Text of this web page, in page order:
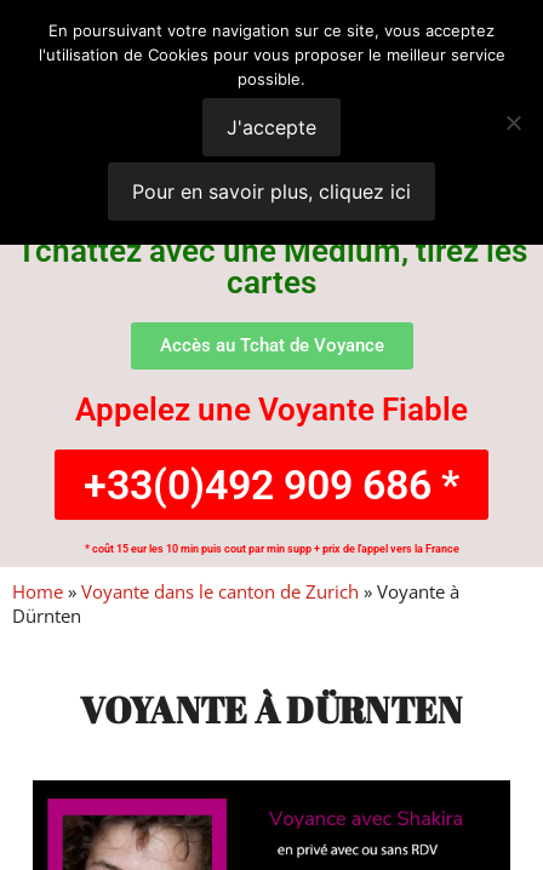
Voyance
Suisse
Tchattez avec une Médium, tirez les
cartes
Accès au Tchat de Voyance
Appelez une Voyante Fiable
+33(0)492 909 686 *
* coût 15 eur les 10 min puis cout par min supp + prix de l'appel vers la France
Home » Voyante dans le canton de Zurich » Voyante à
Dürnten
VOYANTE À DÜRNTEN
En poursuivant votre navigation sur ce site, vous acceptez
l'utilisation de Cookies pour vous proposer le meilleur service
possible.
J'accepte
Pour en savoir plus, cliquez ici